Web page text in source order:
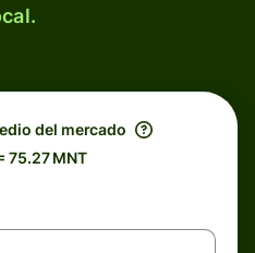
del mercado
75.27 MNT